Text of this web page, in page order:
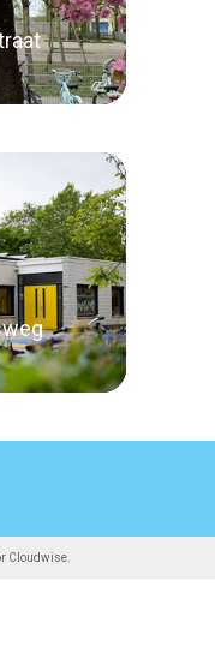
Cloudwise